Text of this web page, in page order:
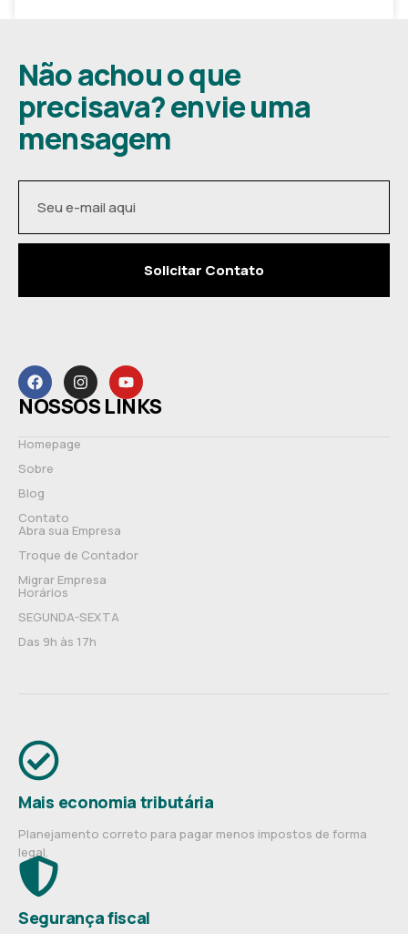
Não achou o que
precisava? envie uma
mensagem
Solicitar Contato
NOSSOS LINKS
Homepage
Sobre
Blog
Contato
Abra sua Empresa
Troque de Contador
Migrar Empresa
Horários
SEGUNDA-SEXTA
Das 9h às 17h
Mais economia tributária
Planejamento correto para pagar menos impostos de forma
legal.
Segurança fiscal